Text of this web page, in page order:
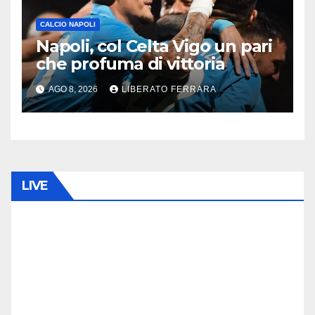
CALCIO NAPOLI
Napoli, col Celta Vigo un pari
che profuma di vittoria
AGO 8, 2026 LIBERATO FERRARA
LIVE